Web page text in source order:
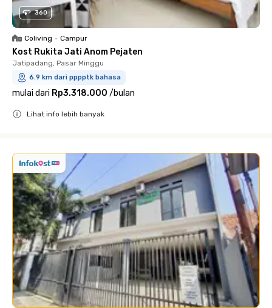
360
Coliving • Campur
Kost Rukita Jati Anom Pejaten
Jatipadang, Pasar Minggu
6.9 km dari pppptk bahasa
mulai dari Rp3.318.000 /bulan
Lihat info lebih banyak